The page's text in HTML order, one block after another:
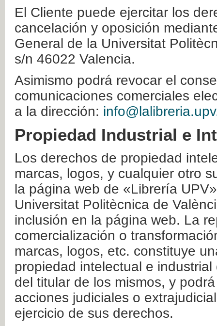
El Cliente puede ejercitar los
cancelación y oposición
General de la Universitat
s/n 46022 Valencia.
Asimismo podrá revocar el
comunicaciones comerciales
a la dirección:
Propiedad Industrial e
Los derechos de propiedad
marcas, logos, y cualquier otro
la página web de «Librería
Universitat Politècnica de
inclusión en la página web. La
comercialización o
marcas, logos, etc. constituye
propiedad intelectual e
del titular de los mismos, y
acciones judiciales o
ejercicio de sus derechos.